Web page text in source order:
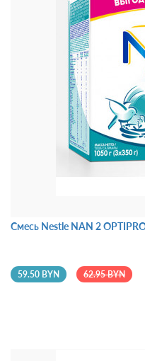
Смесь Nestle NAN 2
59.50 BYN 62.95 BYN